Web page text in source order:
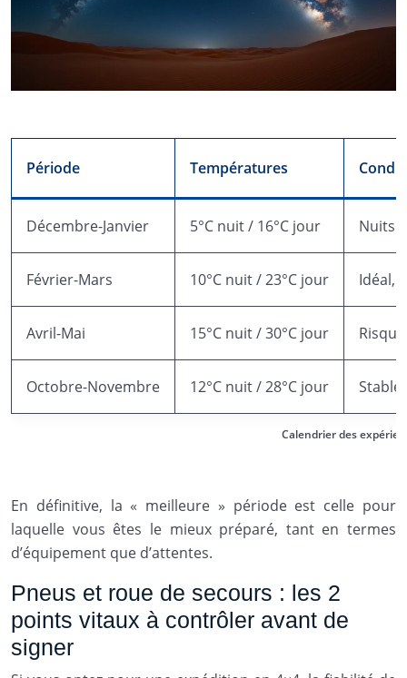
Calendrier des
Période Températures
Décembre-Janvier 5°C nuit / 16°C jour Nuits
Février-Mars 10°C nuit / 23°C jour Idéal,
Avril-Mai 15°C nuit / 30°C jour
Octobre-Novembre 12°C nuit / 28°C jour
En définitive, la « meilleure » période est celle pour
laquelle vous êtes le mieux préparé, tant en termes
d’équipement que d’attentes.
Pneus et roue de secours : les 2
points vitaux à contrôler avant de
signer